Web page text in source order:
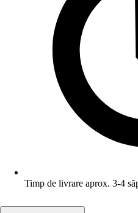
Timp de livrare aprox. 3-4